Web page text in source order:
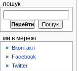
пошук
ми в мережі
Вконтакті
Facebook
Twitter